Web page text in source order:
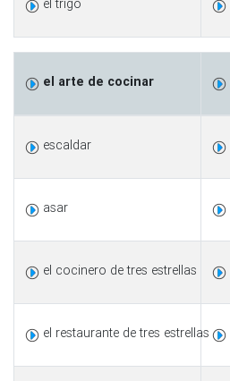
el trigo
el arte de cocinar
escaldar
asar
el cocinero de tres estrellas
el restaurante de tres estrellas